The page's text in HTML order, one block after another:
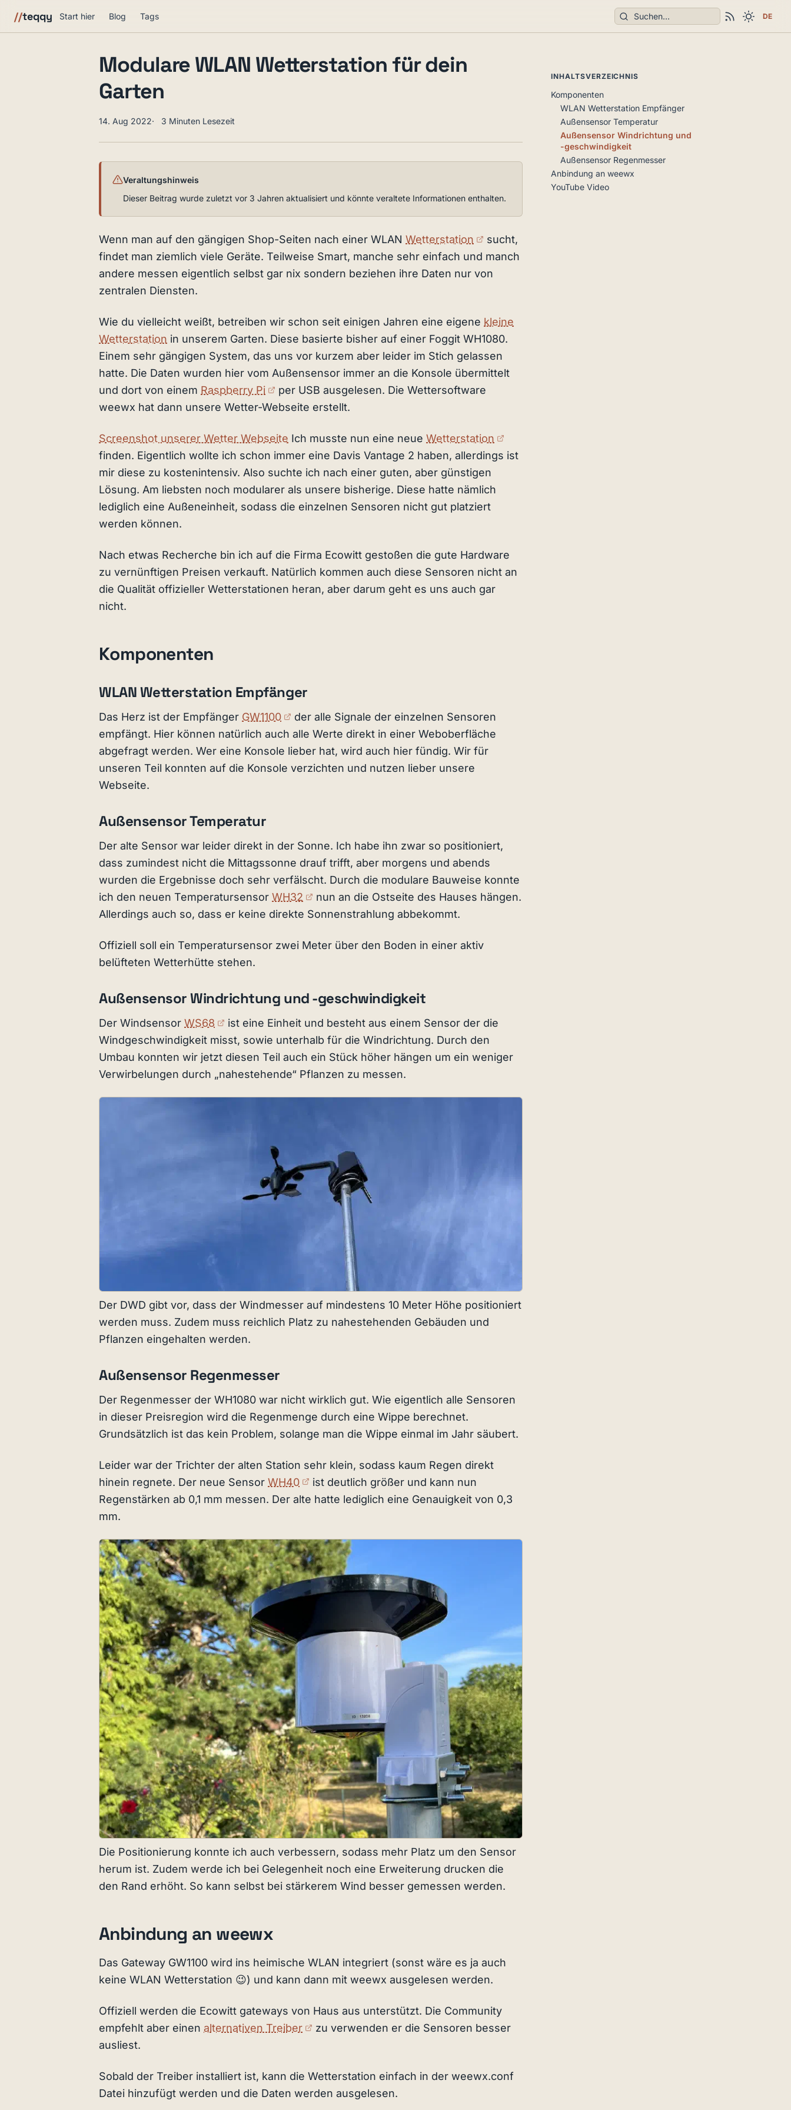
//teqqy Start hier Blog Tags Suchen DE
Modulare WLAN Wetterstation für dein
Garten
14. Aug 2022 3 Minuten Lesezeit
Veraltungshinweis
Dieser Beitrag wurde zuletzt vor 3 Jahren aktualisiert und könnte veraltete Informationen enthalten.
Wenn man auf den gängigen Shop-Seiten nach einer WLAN Wetterstation (externer Link)
sucht,
findet man ziemlich viele Geräte. Teilweise Smart, manche sehr einfach und manch
andere messen eigentlich selbst gar nix sondern beziehen ihre Daten nur von
zentralen Diensten.
Wie du vielleicht weißt, betreiben wir schon seit einigen Jahren eine eigene kleine
Wetterstation in unserem Garten. Diese basierte bisher auf einer Foggit WH1080.
Einem sehr gängigen System, das uns vor kurzem aber leider im Stich gelassen
hatte. Die Daten wurden hier vom Außensensor immer an die Konsole übermittelt
und dort von einem Raspberry Pi (externer Link)
per USB ausgelesen. Die Wettersoftware
weewx hat dann unsere Wetter-Webseite erstellt.
Screenshot unserer Wetter Webseite Ich musste nun eine neue Wetterstation
(externer Link)
finden. Eigentlich wollte ich schon immer eine Davis Vantage 2 haben, allerdings ist
mir diese zu kostenintensiv. Also suchte ich nach einer guten, aber günstigen
Lösung. Am liebsten noch modularer als unsere bisherige. Diese hatte nämlich
lediglich eine Außeneinheit, sodass die einzelnen Sensoren nicht gut platziert
werden können.
Nach etwas Recherche bin ich auf die Firma Ecowitt gestoßen die gute Hardware
zu vernünftigen Preisen verkauft. Natürlich kommen auch diese Sensoren nicht an
die Qualität offizieller Wetterstationen heran, aber darum geht es uns auch gar
nicht.
Komponenten
WLAN Wetterstation Empfänger
Das Herz ist der Empfänger GW1100 (externer Link)
der alle Signale der einzelnen Sensoren
empfängt. Hier können natürlich auch alle Werte direkt in einer Weboberfläche
abgefragt werden. Wer eine Konsole lieber hat, wird auch hier fündig. Wir für
unseren Teil konnten auf die Konsole verzichten und nutzen lieber unsere
Webseite.
Außensensor Temperatur
Der alte Sensor war leider direkt in der Sonne. Ich habe ihn zwar so positioniert,
dass zumindest nicht die Mittagssonne drauf trifft, aber morgens und abends
wurden die Ergebnisse doch sehr verfälscht. Durch die modulare Bauweise konnte
ich den neuen Temperatursensor WH32 (externer Link)
nun an die Ostseite des Hauses hängen.
Allerdings auch so, dass er keine direkte Sonnenstrahlung abbekommt.
Offiziell soll ein Temperatursensor zwei Meter über den Boden in einer aktiv
belüfteten Wetterhütte stehen.
Außensensor Windrichtung und -geschwindigkeit
Der Windsensor WS68 (externer Link)
ist eine Einheit und besteht aus einem Sensor der die
Windgeschwindigkeit misst, sowie unterhalb für die Windrichtung. Durch den
Umbau konnten wir jetzt diesen Teil auch ein Stück höher hängen um ein weniger
Verwirbelungen durch „nahestehende“ Pflanzen zu messen.
Der DWD gibt vor, dass der Windmesser auf mindestens 10 Meter Höhe positioniert
werden muss. Zudem muss reichlich Platz zu nahestehenden Gebäuden und
Pflanzen eingehalten werden.
Außensensor Regenmesser
Der Regenmesser der WH1080 war nicht wirklich gut. Wie eigentlich alle Sensoren
in dieser Preisregion wird die Regenmenge durch eine Wippe berechnet.
Grundsätzlich ist das kein Problem, solange man die Wippe einmal im Jahr säubert.
Leider war der Trichter der alten Station sehr klein, sodass kaum Regen direkt
hinein regnete. Der neue Sensor WH40 (externer Link)
ist deutlich größer und kann nun
Regenstärken ab 0,1 mm messen. Der alte hatte lediglich eine Genauigkeit von 0,3
mm.
Die Positionierung konnte ich auch verbessern, sodass mehr Platz um den Sensor
herum ist. Zudem werde ich bei Gelegenheit noch eine Erweiterung drucken die
den Rand erhöht. So kann selbst bei stärkerem Wind besser gemessen werden.
Anbindung an weewx
Das Gateway GW1100 wird ins heimische WLAN integriert (sonst wäre es ja auch
keine WLAN Wetterstation 😉) und kann dann mit weewx ausgelesen werden.
Offiziell werden die Ecowitt gateways von Haus aus unterstützt. Die Community
empfehlt aber einen alternativen Treiber (externer Link)
zu verwenden er die Sensoren besser
ausliest.
Sobald der Treiber installiert ist, kann die Wetterstation einfach in der weewx.conf
Datei hinzufügt werden und die Daten werden ausgelesen.
INHALTSVERZEICHNIS
Komponenten
WLAN Wetterstation Empfänger
Außensensor Temperatur
Außensensor Windrichtung und
-geschwindigkeit
Außensensor Regenmesser
Anbindung an weewx
YouTube Video